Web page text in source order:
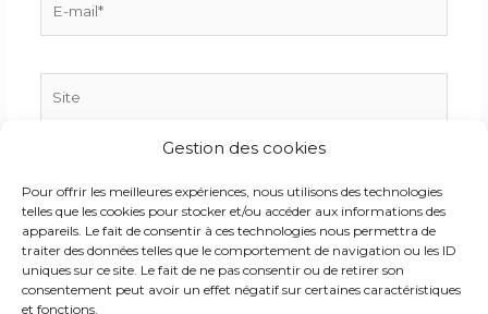
Gestion des cookies
Pour offrir les meilleures expériences, nous utilisons des technologies
telles que les cookies pour stocker et/ou accéder aux informations des
appareils. Le fait de consentir à ces technologies nous permettra de
traiter des données telles que le comportement de navigation ou les ID
uniques sur ce site. Le fait de ne pas consentir ou de retirer son
consentement peut avoir un effet négatif sur certaines caractéristiques
et fonctions.
mail*
le navigateur pour mon prochain commentaire.